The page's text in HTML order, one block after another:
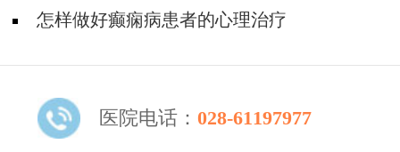
怎样做好癫痫病患者的心理治疗
医院电话： 028-61197977